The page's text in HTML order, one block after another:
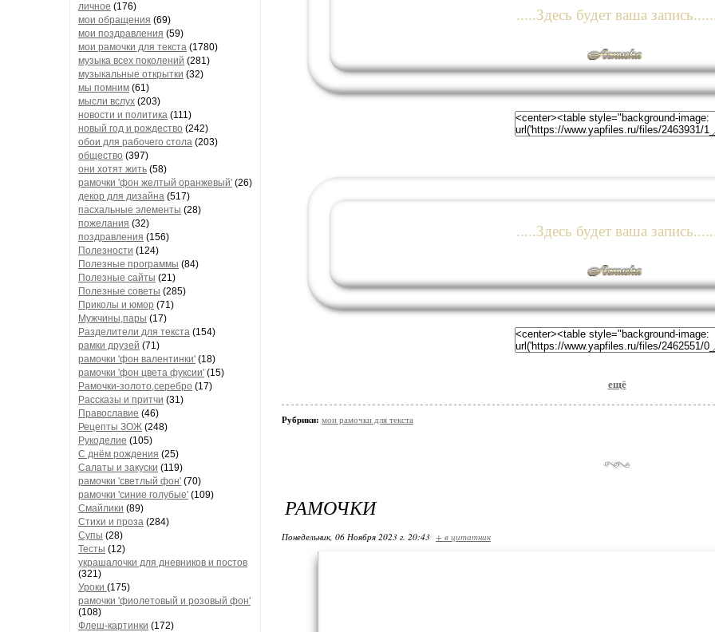
личное (176)
мои обращения (69)
мои поздравления (59)
мои рамочки для текста (1780)
музыка всех поколений (281)
музыкальные открытки (32)
мы помним (61)
мысли вслух (203)
новости и политика (111)
новый год и рождество (242)
обои для рабочего стола (203)
общество (397)
они хотят жить (58)
рамочки 'фон желтый оранжевый' (26)
декор для дизайна (517)
пасхальные элементы (28)
пожелания (32)
поздравления (156)
Полезности (124)
Полезные программы (84)
Полезные сайты (21)
Полезные советы (285)
Приколы и юмор (71)
Мужчины,пары (17)
Разделители для текста (154)
рамки друзей (71)
рамочки 'фон валентинки' (18)
рамочки 'фон цвета фуксии' (15)
Рамочки-золото,серебро (17)
Рассказы и притчи (31)
Православие (46)
Рецепты ЗОЖ (248)
Рукоделие (105)
С днём рождения (25)
Салаты и закуски (119)
рамочки 'светлый фон' (70)
рамочки 'синие голубые' (109)
Смайлики (89)
Стихи и проза (284)
Супы (28)
Тесты (12)
украшалочки для дневников и постов
(321)
Уроки (175)
рамочки 'фиолетовый и розовый фон'
(108)
Флеш-картинки (172)
.....Здесь будет ваша
.....Здесь будет ваша
ещё
Рубрики: мои рамочки для текста
РАМОЧКИ
Понедельник, 06 Ноября 2023 г. 20:43 + в цитатник